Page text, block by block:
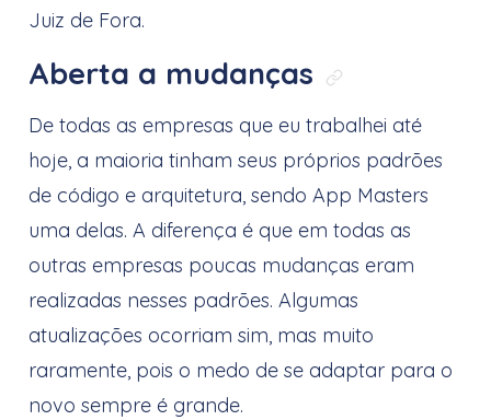
Juiz de Fora.
Aberta a mudanças Link direto
De todas as empresas que eu trabalhei até
hoje, a maioria tinham seus próprios padrões
de código e arquitetura, sendo App Masters
uma delas. A diferença é que em todas as
outras empresas poucas mudanças eram
realizadas nesses padrões. Algumas
atualizações ocorriam sim, mas muito
raramente, pois o medo de se adaptar para o
novo sempre é grande.